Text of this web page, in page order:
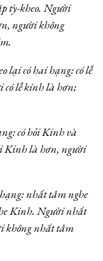
tỳ-kheo. Người
người không
lại có hai hạng: có lễ
lễ kính là hơn;
có hỏi Kinh và
Kinh là hơn, người
nhất tâm nghe
Kinh. Người nhất
không nhất tâm